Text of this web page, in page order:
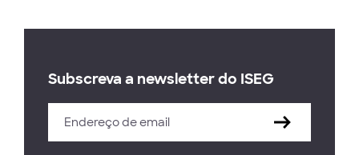
Subscreva a newsletter do ISEG